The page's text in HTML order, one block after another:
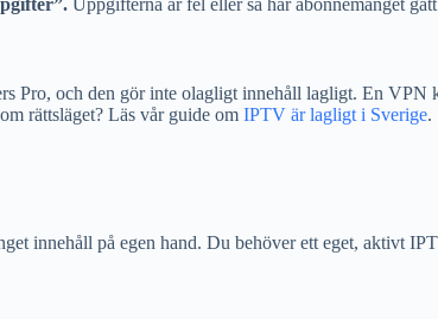
Uppgifterna är fel eller så har abonnemanget
Pro, och den gör inte olagligt innehåll lagligt. En
rättsläget? Läs vår guide om IPTV är lagligt i Sverige.
innehåll på egen hand. Du behöver ett eget, aktivt